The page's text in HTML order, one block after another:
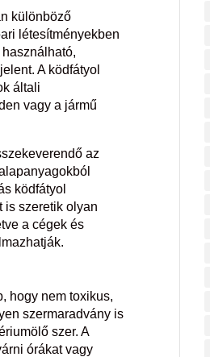
különböző
létesítményekben
A ködfátyol
általi
vagy a jármű
az
ködfátyol
is szeretik olyan
a cégek és
hogy nem toxikus,
szermaradvány is
szer. A
órákat vagy